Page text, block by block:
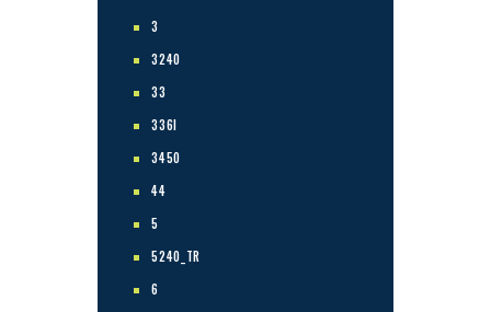
3
3240
33
336I
3450
44
5
5240_TR
6